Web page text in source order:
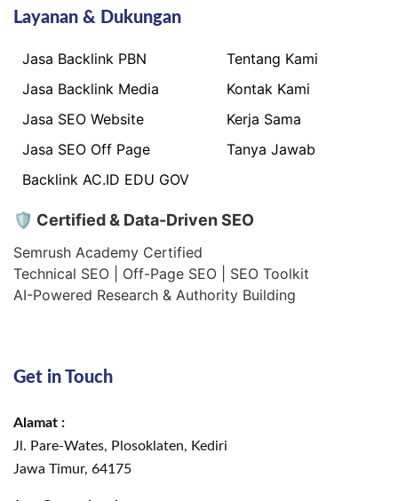
Layanan & Dukungan
Jasa Backlink PBN
Jasa Backlink Media
Jasa SEO Website
Jasa SEO Off Page
Backlink AC.ID EDU GOV
Tentang Kami
Kontak Kami
Kerja Sama
Tanya Jawab
🛡 Certified & Data-Driven SEO
Semrush Academy Certified
Technical SEO | Off-Page SEO | SEO Toolkit
AI-Powered Research & Authority Building
Get in Touch
Alamat :
Jl. Pare-Wates, Plosoklaten, Kediri
Jawa Timur, 64175